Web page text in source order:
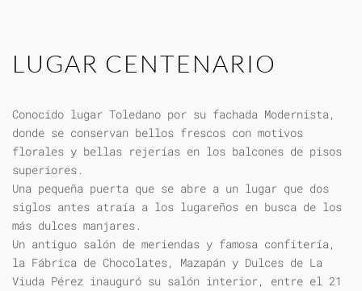
LUGAR CENTENARIO
Conocido lugar Toledano por su fachada Modernista,
donde se conservan bellos frescos con motivos
florales y bellas rejerías en los balcones de pisos
superiores.
Una pequeña puerta que se abre a un lugar que dos
siglos antes atraía a los lugareños en busca de los
más dulces manjares.
Un antiguo salón de meriendas y famosa confitería,
la Fábrica de Chocolates, Mazapán y Dulces de La
Viuda Pérez inauguró su salón interior, entre el 21